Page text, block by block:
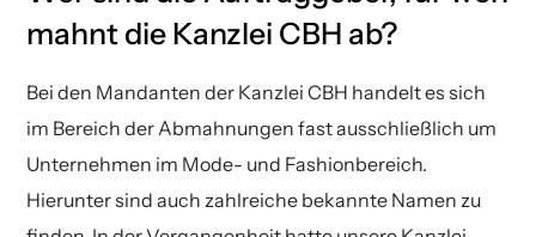
mahnt die Kanzlei CBH ab?
Bei den Mandanten der Kanzlei CBH handelt es sich
im Bereich der Abmahnungen fast ausschließlich um
Unternehmen im Mode- und Fashionbereich.
Hierunter sind auch zahlreiche bekannte Namen zu